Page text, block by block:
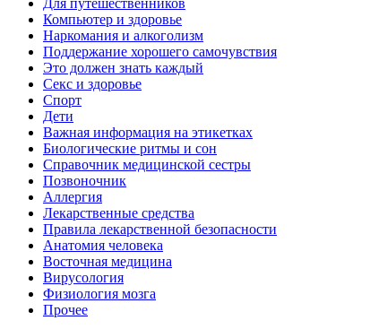
Для путешественников
Компьютер и здоровье
Наркомания и алкоголизм
Поддержание хорошего самочувствия
Это должен знать каждый
Секс и здоровье
Спорт
Дети
Важная информация на этикетках
Биологические ритмы и сон
Справочник медицинской сестры
Позвоночник
Аллергия
Лекарственные средства
Правила лекарственной безопасности
Aнатомия человека
Восточная медицина
Вирусология
Физиология мозга
Прочее